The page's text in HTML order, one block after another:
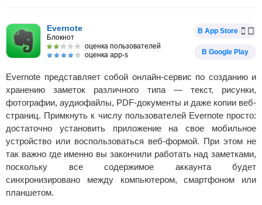
Evernote
Блокнот
оценка пользователей
оценка app-s
В App Store
В Google Play
Evernote представляет собой онлайн-сервис по созданию и
хранению заметок различного типа — текст, рисунки,
фотографии, аудиофайлы, PDF-документы и даже копии веб-
страниц. Примкнуть к числу пользователей Evernote просто:
достаточно установить приложение на свое мобильное
устройство или воспользоваться веб-формой. При этом не
так важно где именно вы закончили работать над заметками,
поскольку все содержимое аккаунта будет
синхронизировано между компьютером, смартфоном или
планшетом.